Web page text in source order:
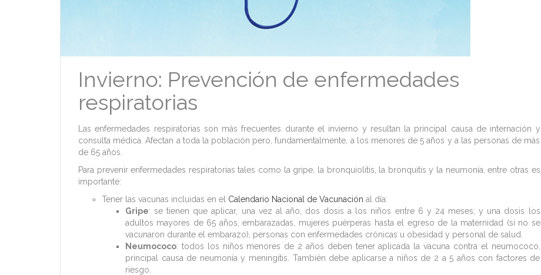
Invierno: Prevención de enfermedades
respiratorias
Las enfermedades respiratorias son más frecuentes durante el invierno y resultan la principal causa de internación y
consulta médica. Afectan a toda la población pero, fundamentalmente, a los menores de 5 años y a las personas de más
de 65 años.
Para prevenir enfermedades respiratorias tales como la gripe, la bronquiolitis, la bronquitis y la neumonía, entre otras es
importante:
Tener las vacunas incluidas en el Calendario Nacional de Vacunación al día:
Gripe: se tienen que aplicar, una vez al año, dos dosis a los niños entre 6 y 24 meses; y una dosis los
adultos mayores de 65 años, embarazadas, mujeres puérperas hasta el egreso de la maternidad (si no se
vacunaron durante el embarazo), personas con enfermedades crónicas u obesidad y personal de salud.
Neumococo: todos los niños menores de 2 años deben tener aplicada la vacuna contra el neumococo,
principal causa de neumonía y meningitis. También debe aplicarse a niños de 2 a 5 años con factores de
riesgo.